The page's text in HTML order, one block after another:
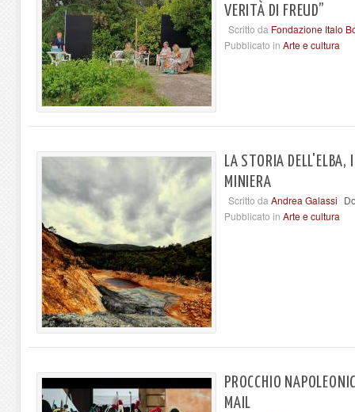
VERITÀ DI FREUD”
Scritto da Fondazione Italo
Pubblicato in Arte e cultura
LA STORIA DELL'ELBA,
MINIERA
Scritto da Andrea Galassi
Pubblicato in Arte e cultura
PROCCHIO
MAIL